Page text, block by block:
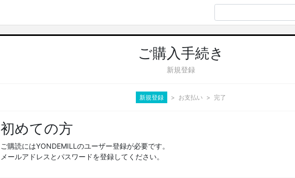
ご購入手続き
新規登録
新規登録 お支払い 完了
初めての方
ご購読にはYONDEMILLのユーザー登録が必要です。
メールアドレスとパスワードを登録してください。